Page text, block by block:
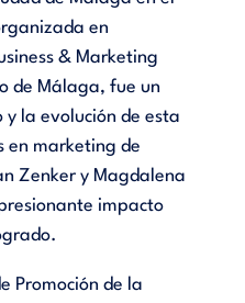
en
& Marketing
de Málaga, fue un
la evolución de esta
en marketing de
Zenker y Magdalena
impacto
Promoción de la